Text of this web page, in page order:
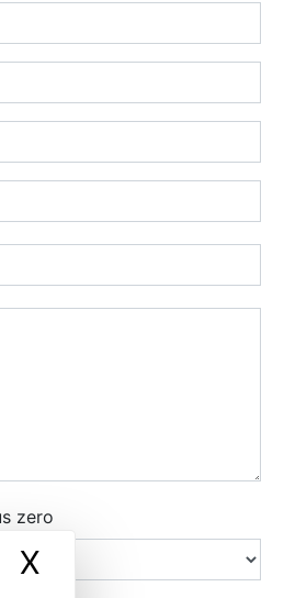
X Masquer le
zero